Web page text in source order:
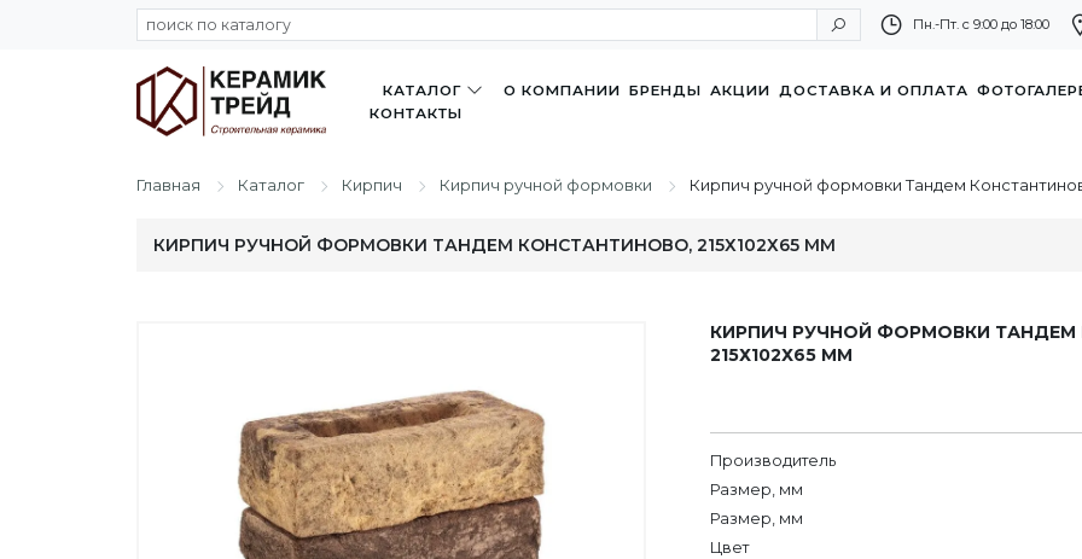
Пн.-Пт. с 9:00 до 18:00
КАТАЛОГ О КОМПАНИИ БРЕНДЫ АКЦИИ ДОСТАВКА И ОПЛАТА
КОНТАКТЫ
Главная Каталог Кирпич Кирпич ручной формовки Кирпич ручной формовки Тандем
КИРПИЧ РУЧНОЙ ФОРМОВКИ ТАНДЕМ КОНСТАНТИНОВО, 215Х102Х65 ММ
КИРПИЧ РУЧНОЙ ФОРМОВКИ
215Х102Х65 ММ
Производитель
Размер, мм
Размер, мм
Цвет